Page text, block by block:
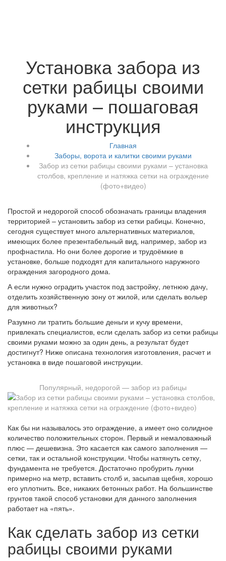
Установка забора из
сетки рабицы своими
руками – пошаговая
инструкция
Главная
Заборы, ворота и калитки своими руками
Забор из сетки рабицы своими руками – установка
столбов, крепление и натяжка сетки на ограждение
(фото+видео)
Простой и недорогой способ обозначать границы владения
территорией – установить забор из сетки рабицы. Конечно,
сегодня существует много альтернативных материалов,
имеющих более презентабельный вид, например, забор из
профнастила. Но они более дорогие и трудоёмкие в
установке, больше подходят для капитального наружного
ограждения загородного дома.
А если нужно оградить участок под застройку, летнюю дачу,
отделить хозяйственную зону от жилой, или сделать вольер
для животных?
Разумно ли тратить большие деньги и кучу времени,
привлекать специалистов, если сделать забор из сетки рабицы
своими руками можно за один день, а результат будет
достигнут? Ниже описана технология изготовления, расчет и
установка в виде пошаговой инструкции.
Популярный, недорогой — забор из рабицы
Как бы ни называлось это ограждение, а имеет оно солидное
количество положительных сторон. Первый и немаловажный
плюс — дешевизна. Это касается как самого заполнения —
сетки, так и остальной конструкции. Чтобы натянуть сетку,
фундамента не требуется. Достаточно пробурить лунки
примерно на метр, вставить столб и, засыпав щебня, хорошо
его уплотнить. Все, никаких бетонных работ. На большинстве
грунтов такой способ установки для данного заполнения
работает на «пять».
Как сделать забор из сетки
рабицы своими руками